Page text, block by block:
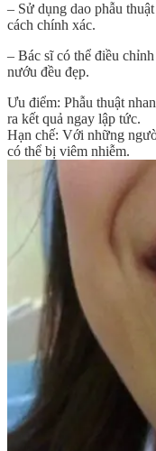
– Sử dụng dao phẫu
cách chính xác.
– Bác sĩ có thể điều
nướu đều đẹp.
Ưu điểm: Phẫu thuật
ra kết quả ngay lập tức.
Hạn chế: Với những
có thể bị viêm nhiễm.